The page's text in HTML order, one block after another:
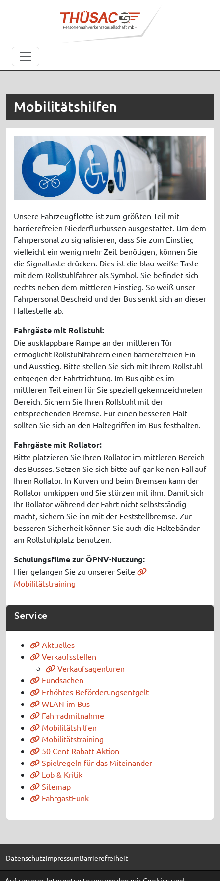
Mobilitätshilfen
Unsere Fahrzeugflotte ist zum größten Teil mit
barrierefreien Niederflurbussen ausgestattet. Um dem
Fahrpersonal zu signalisieren, dass Sie zum Einstieg
vielleicht ein wenig mehr Zeit benötigen, können Sie
die Signaltaste drücken. Dies ist die blau-weiße Taste
mit dem Rollstuhlfahrer als Symbol. Sie befindet sich
rechts neben dem mittleren Einstieg. So weiß unser
Fahrpersonal Bescheid und der Bus senkt sich an dieser
Haltestelle ab.
Fahrgäste mit Rollstuhl:
Die ausklappbare Rampe an der mittleren Tür
ermöglicht Rollstuhlfahrern einen barrierefreien Ein-
und Ausstieg. Bitte stellen Sie sich mit Ihrem Rollstuhl
entgegen der Fahrtrichtung. Im Bus gibt es im
mittleren Teil einen für Sie speziell gekennzeichneten
Bereich. Sichern Sie Ihren Rollstuhl mit der
entsprechenden Bremse. Für einen besseren Halt
sollten Sie sich an den Haltegriffen im Bus festhalten.
Fahrgäste mit Rollator:
Bitte platzieren Sie Ihren Rollator im mittleren Bereich
des Busses. Setzen Sie sich bitte auf gar keinen Fall auf
Ihren Rollator. In Kurven und beim Bremsen kann der
Rollator umkippen und Sie stürzen mit ihm. Damit sich
Ihr Rollator während der Fahrt nicht selbstständig
macht, sichern Sie ihn mit der Feststellbremse. Zur
besseren Sicherheit können Sie auch die Haltebänder
am Rollstuhlplatz benutzen.
Schulungsfilme zur ÖPNV-Nutzung:
Hier gelangen Sie zu unserer Seite
Mobilitätstraining
Service
Aktuelles
Verkaufsstellen
Verkaufsagenturen
Fundsachen
Erhöhtes Beförderungsentgelt
WLAN im Bus
Fahrradmitnahme
Mobilitätshilfen
Mobilitätstraining
50 Cent Rabatt Aktion
Spielregeln für das Miteinander
Lob & Kritik
Sitemap
FahrgastFunk
DatenschutzImpressumBarrierefreiheit